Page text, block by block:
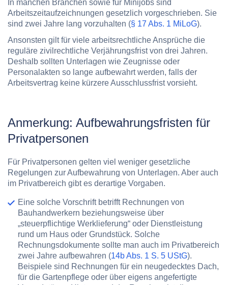
In manchen Branchen sowie für Minijobs sind
Arbeitszeitaufzeichnungen gesetzlich vorgeschrieben. Sie
sind zwei Jahre lang vorzuhalten (§ 17 Abs. 1 MiLoG).
Ansonsten gilt für viele arbeitsrechtliche Ansprüche die
reguläre zivilrechtliche Verjährungsfrist von drei Jahren.
Deshalb sollten Unterlagen wie Zeugnisse oder
Personalakten so lange aufbewahrt werden, falls der
Arbeitsvertrag keine kürzere Ausschlussfrist vorsieht.
Anmerkung: Aufbewahrungsfristen für
Privatpersonen
Für Privatpersonen gelten viel weniger gesetzliche
Regelungen zur Aufbewahrung von Unterlagen. Aber auch
im Privatbereich gibt es derartige Vorgaben.
Eine solche Vorschrift betrifft Rechnungen von
Bauhandwerkern beziehungsweise über
„steuerpflichtige Werklieferung“ oder Dienstleistung
rund um Haus oder Grundstück. Solche
Rechnungsdokumente sollte man auch im Privatbereich
zwei Jahre aufbewahren (14b Abs. 1 S. 5 UStG).
Beispiele sind Rechnungen für ein neugedecktes Dach,
für die Gartenpflege oder über eigens angefertigte